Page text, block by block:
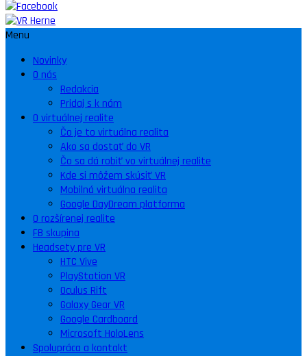
Menu
Novinky
O nás
Redakcia
Pridaj s k nám
O virtuálnej realite
Čo je to virtuálna realita
Ako sa dostať do VR
Čo sa dá robiť vo virtuálnej realite
Kde si môžem skúsiť VR
Mobilná virtuálna realita
Google DayDream platforma
O rozšírenej realite
FB skupina
Headsety pre VR
HTC Vive
PlayStation VR
Oculus Rift
Galaxy Gear VR
Google Cardboard
Microsoft HoloLens
Spolupráca a kontakt